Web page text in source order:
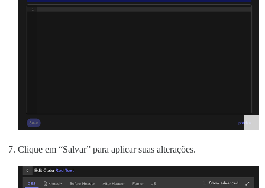
Clique em “Salvar” para aplicar suas alterações.